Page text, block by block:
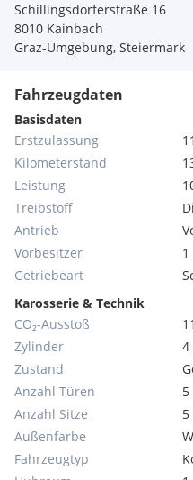
Schillingsdorferstraße 16
8010 Kainbach
Graz-Umgebung, Steiermark
Fahrzeugdaten
Basisdaten
Erstzulassung
Kilometerstand
Leistung
Treibstoff
Antrieb
Vorbesitzer
1
Getriebeart
Karosserie & Technik
CO₂-Ausstoß
Zylinder
4
Zustand
Anzahl Türen
5
Anzahl Sitze
5
Außenfarbe
Fahrzeugtyp